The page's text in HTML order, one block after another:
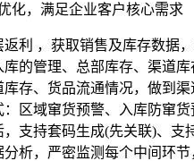
，满足企业客户核心需求
利 ，获取销售及库存数据
的管理、总部库存、渠道库
存、货品流通情况，做到渠
区域窜货预警、入库防窜货
支持套码生成(先关联)、支
析，严密监测每个中间环